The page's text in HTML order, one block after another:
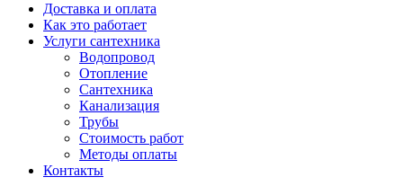
Доставка и оплата
Как это работает
Услуги сантехника
Водопровод
Отопление
Сантехника
Канализация
Трубы
Стоимость работ
Методы оплаты
Контакты